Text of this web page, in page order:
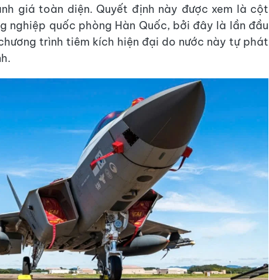
giá toàn diện. Quyết định này được xem là cột
nghiệp quốc phòng Hàn Quốc, bởi đây là lần đầu
trình tiêm kích hiện đại do nước này tự phát